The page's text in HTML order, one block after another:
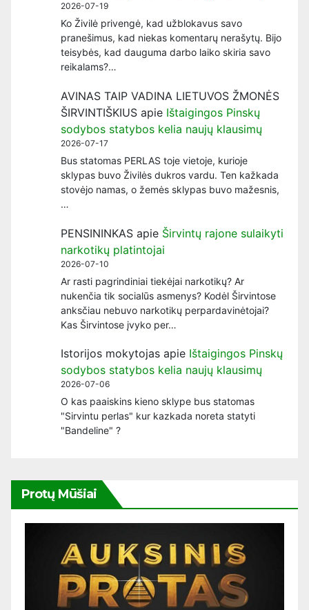
2026-07-19
Ko Živilė privengė, kad užblokavus savo
pranešimus, kad niekas komentarų nerašytų. Bijo
teisybės, kad dauguma darbo laiko skiria savo
reikalams?…
AVINAS TAIP VADINA LIETUVOS ŽMONĖS
ŠIRVINTIŠKIUS apie Ištaigingos Pinskų
sodybos statybos kelia naujų klausimų
2026-07-17
Bus statomas PERLAS toje vietoje, kurioje
sklypas buvo Živilės dukros vardu. Ten kažkada
stovėjo namas, o žemės sklypas buvo mažesnis,
…
PENSININKAS apie Širvintų rajone sulaikyti
narkotikų platintojai
2026-07-10
Ar rasti pagrindiniai tiekėjai narkotikų? Ar
nukenčia tik socialūs asmenys? Kodėl Širvintose
anksčiau nebuvo narkotikų perpardavinėtojai?
Kas Širvintose įvyko per…
Istorijos mokytojas apie Ištaigingos Pinskų
sodybos statybos kelia naujų klausimų
2026-07-06
O kas paaiskins kieno sklype bus statomas
"Sirvintu perlas" kur kazkada noreta statyti
"Bandeline" ?
Protų Mūšiai